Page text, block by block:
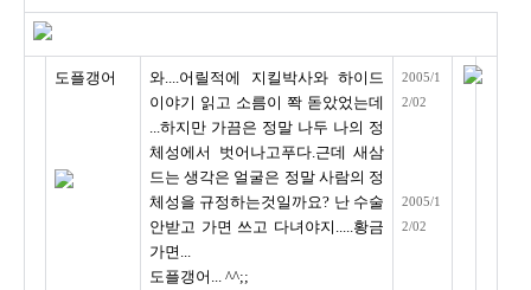
도플갱어
와....어릴적에 지킬박사와 하이드
이야기 읽고 소름이 쫙 돋았었는데
...하지만 가끔은 정말 나두 나의 정
체성에서 벗어나고푸다.근데 새삼
드는 생각은 얼굴은 정말 사람의 정
체성을 규정하는것일까요? 난 수술
안받고 가면 쓰고 다녀야지.....황금
가면...
도플갱어... ^^;;
2005/1
2/02
2005/1
2/02